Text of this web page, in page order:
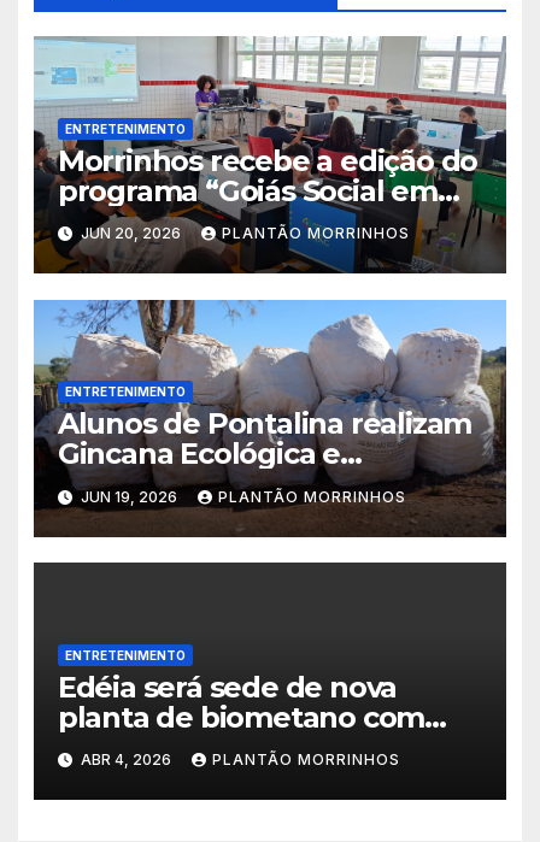
ENTRETENIMENTO
Morrinhos recebe a edição do
programa “Goiás Social em
Ação” com diversos serviços
gratuitos
JUN 20, 2026 PLANTÃO MORRINHOS
ENTRETENIMENTO
Alunos de Pontalina realizam
Gincana Ecológica e
conquistam visita ao Parque
Jatobá Centenário em
Morrinhos.
JUN 19, 2026 PLANTÃO MORRINHOS
ENTRETENIMENTO
Edéia será sede de nova
planta de biometano com
investimento de R$ 245
milhões
ABR 4, 2026 PLANTÃO MORRINHOS